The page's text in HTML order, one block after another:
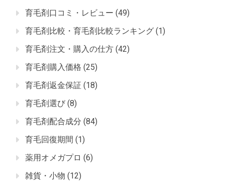
育毛剤口コミ・レビュー (49)
育毛剤比較・育毛剤比較ランキング (1)
育毛剤注文・購入の仕方 (42)
育毛剤購入価格 (25)
育毛剤返金保証 (18)
育毛剤選び (8)
育毛剤配合成分 (84)
育毛回復期間 (1)
薬用オメガプロ (6)
雑貨・小物 (12)